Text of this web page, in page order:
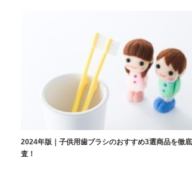
2024年版｜子供用歯ブラシのおすすめ3選商品を徹
査！